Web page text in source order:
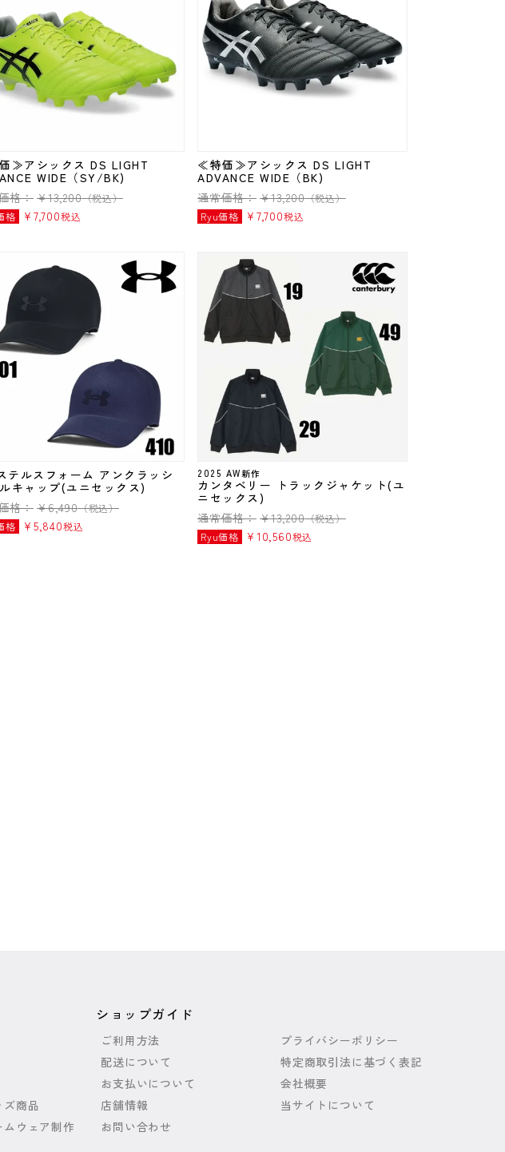
≫アシックス DS LIGHT
WIDE（SY/BK)
格： ¥13,200（税込）
格
¥ 7,700税込
≪特価≫アシックス DS LIGHT
ADVANCE WIDE（BK)
通常価格： ¥13,200（税込）
Ryu価格
¥ 7,700税込
テルスフォーム アンクラッシ
キャップ(ユニセックス)
格： ¥6,490（税込）
格
¥ 5,840税込
2025 AW新作
カンタベリー トラックジャケット(ユ
ニセックス)
通常価格： ¥13,200（税込）
Ryu価格
¥ 10,560税込
商品
ウェア制作
ショップガイド
ご利用方法
配送について
お支払いについて
店舗情報
お問い合わせ
プライバシーポリシー
特定商取引法に基づく表記
会社概要
当サイトについて